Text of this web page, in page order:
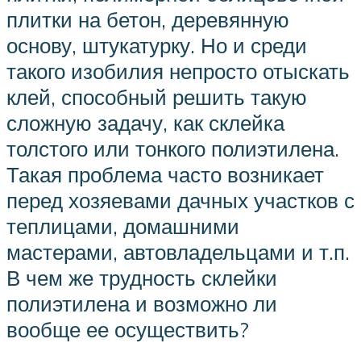
плитки на бетон, деревянную
основу, штукатурку. Но и среди
такого изобилия непросто отыскать
клей, способный решить такую
сложную задачу, как склейка
толстого или тонкого полиэтилена.
Такая проблема часто возникает
перед хозяевами дачных участков с
теплицами, домашними
мастерами, автовладельцами и т.п.
В чем же трудность склейки
полиэтилена и возможно ли
вообще ее осуществить?